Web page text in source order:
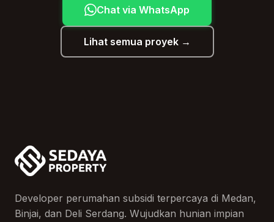
Chat via WhatsApp
Lihat semua proyek →
Developer perumahan subsidi terpercaya di Medan,
Binjai, dan Deli Serdang. Wujudkan hunian impian